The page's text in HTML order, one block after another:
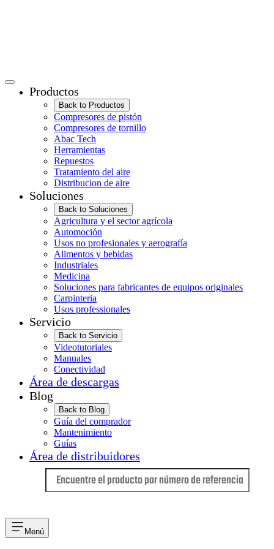
Productos
Back to Productos
Compresores de pistón
Compresores de tornillo
Abac Tech
Herramientas
Repuestos
Tratamiento del aire
Distribucion de aire
Soluciones
Back to Soluciones
Agricultura y el sector agrícola
Automoción
Usos no profesionales y aerografía
Alimentos y bebidas
Industriales
Medicina
Soluciones para fabricantes de equipos originales
Carpinteria
Usos professionales
Servicio
Back to Servicio
Videotutoriales
Manuales
Conectividad
Área de descargas
Blog
Back to Blog
Guía del comprador
Mantenimiento
Guías
Área de distribuidores
Menú